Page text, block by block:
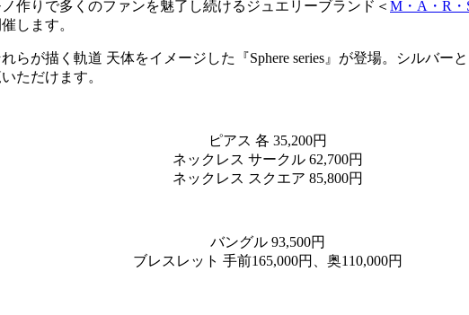
作りで多くのファンを魅了し続けるジュエリーブランド＜ M・A・R・
します。
らが描く軌道 天体をイメージした『Sphere series』が登場。シルバ
ただけます。
ピアス 各 35,200円
ネックレス サークル 62,700円
ネックレス スクエア 85,800円
バングル 93,500円
ブレスレット 手前165,000円、奥110,000円